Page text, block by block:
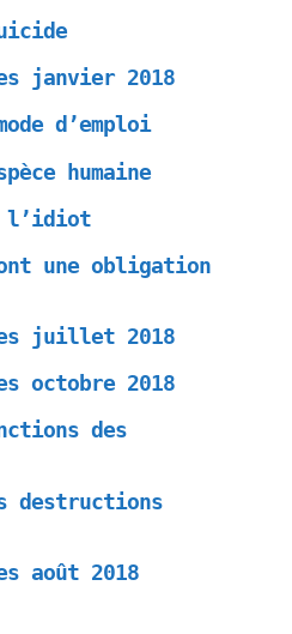
janvier 2018
d’emploi
humaine
l’idiot
une obligation
juillet 2018
octobre 2018
des
destructions
août 2018